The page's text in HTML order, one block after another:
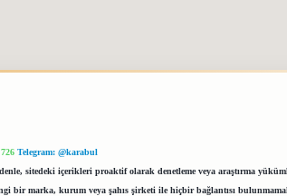
Telegram: @karabul
sitedeki içerikleri proaktif olarak denetleme veya araştırma
bir marka, kurum veya şahıs şirketi ile hiçbir bağlantısı